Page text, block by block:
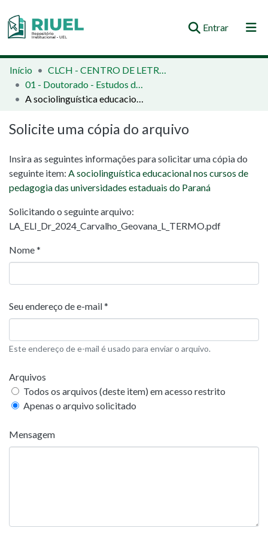
Entrar(current)
Orientações e Normas
Comunidades e Coleções
Início
CLCH - CENTRO DE LETRAS E CIÊNCIAS HUMANAS
01 - Doutorado - Estudos da Linguagem
A sociolinguística educacional nos cursos de pedagogia das universidades estaduais do Paraná
Solicite uma cópia do arquivo
Insira as seguintes informações para solicitar uma cópia do
seguinte item: A sociolinguística educacional nos cursos de
pedagogia das universidades estaduais do Paraná
Solicitando o seguinte arquivo:
LA_ELI_Dr_2024_Carvalho_Geovana_L_TERMO.pdf
Nome *
Seu endereço de e-mail *
Este endereço de e-mail é usado para enviar o arquivo.
Arquivos
Todos os arquivos (deste item) em acesso restrito
Apenas o arquivo solicitado
Mensagem